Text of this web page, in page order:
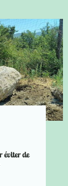
éviter de